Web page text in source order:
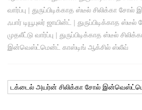
வார்ப்பு | துருப்பிடிக்காத ஸ்டீல் சிலிக்கா
ஃபார் டியூபுலர் ஜாயின்ட் | துருப்பிடிக்காத
முதலீட்டு வார்ப்பு | துருப்பிடிக்காத ஸ்டீல்
இன்வெஸ்ட்மென்ட் காஸ்டிங் ஆக்சில் ஸ்லீவ்
டக்டைல் ​​அயர்ன் சிலிக்கா சோல்